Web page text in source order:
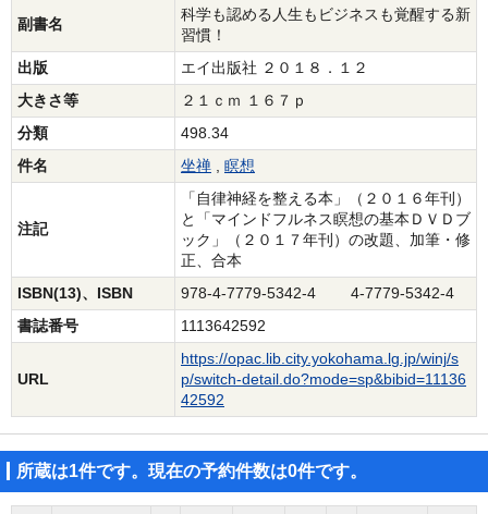
副書名
科学も認める人生もビジネスも覚醒する新
習慣！
出版
エイ出版社 ２０１８．１２
大きさ等
２１ｃｍ １６７ｐ
分類
498.34
件名
坐禅 , 瞑想
注記
「自律神経を整える本」（２０１６年刊）
と「マインドフルネス瞑想の基本ＤＶＤブ
ック」（２０１７年刊）の改題、加筆・修
正、合本
ISBN(13)、ISBN
978-4-7779-5342-4 4-7779-5342-4
書誌番号
1113642592
URL
https://opac.lib.city.yokohama.lg.jp/winj/s
p/switch-detail.do?mode=sp&bibid=11136
42592
所蔵は1件です。現在の予約件数は0件です。